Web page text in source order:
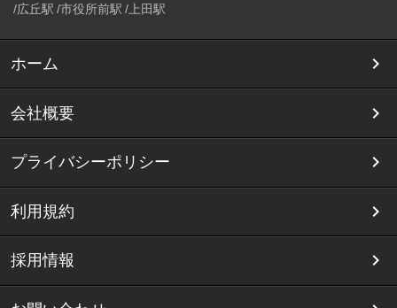
広丘駅 市役所前駅 上田駅
ホーム
会社概要
プライバシーポリシー
利用規約
採用情報